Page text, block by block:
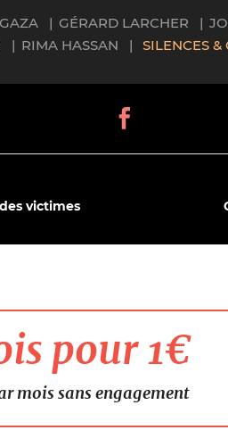
GAZA GÉRARD LARCHER
RIMA HASSAN SILENCES &
victimes
pour 1€
mois sans engagement